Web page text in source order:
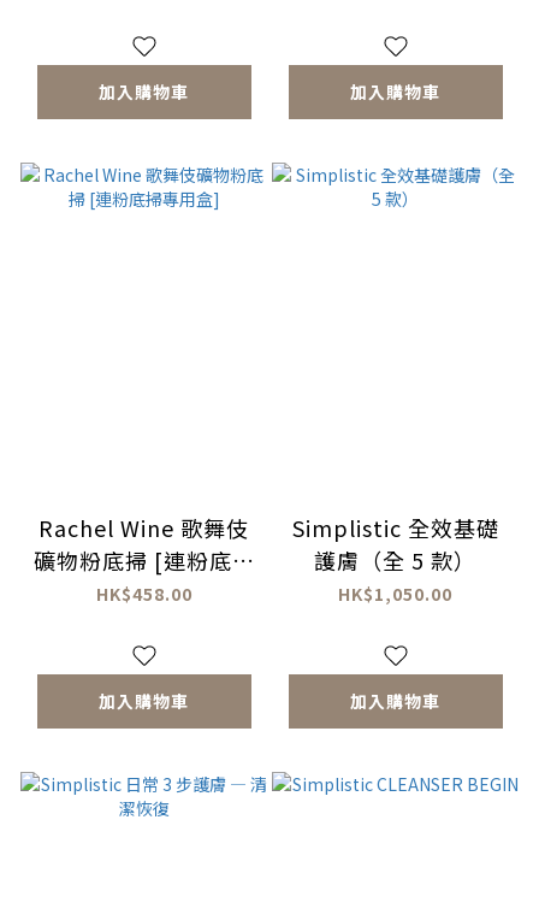
加入購物車
撲）
加入購物車
Rachel Wine 歌舞伎
礦物粉底掃 [連粉底掃
專用盒]
HK$458.00
加入購物車
Simplistic 全效基礎
護膚（全 5 款）
HK$1,050.00
加入購物車